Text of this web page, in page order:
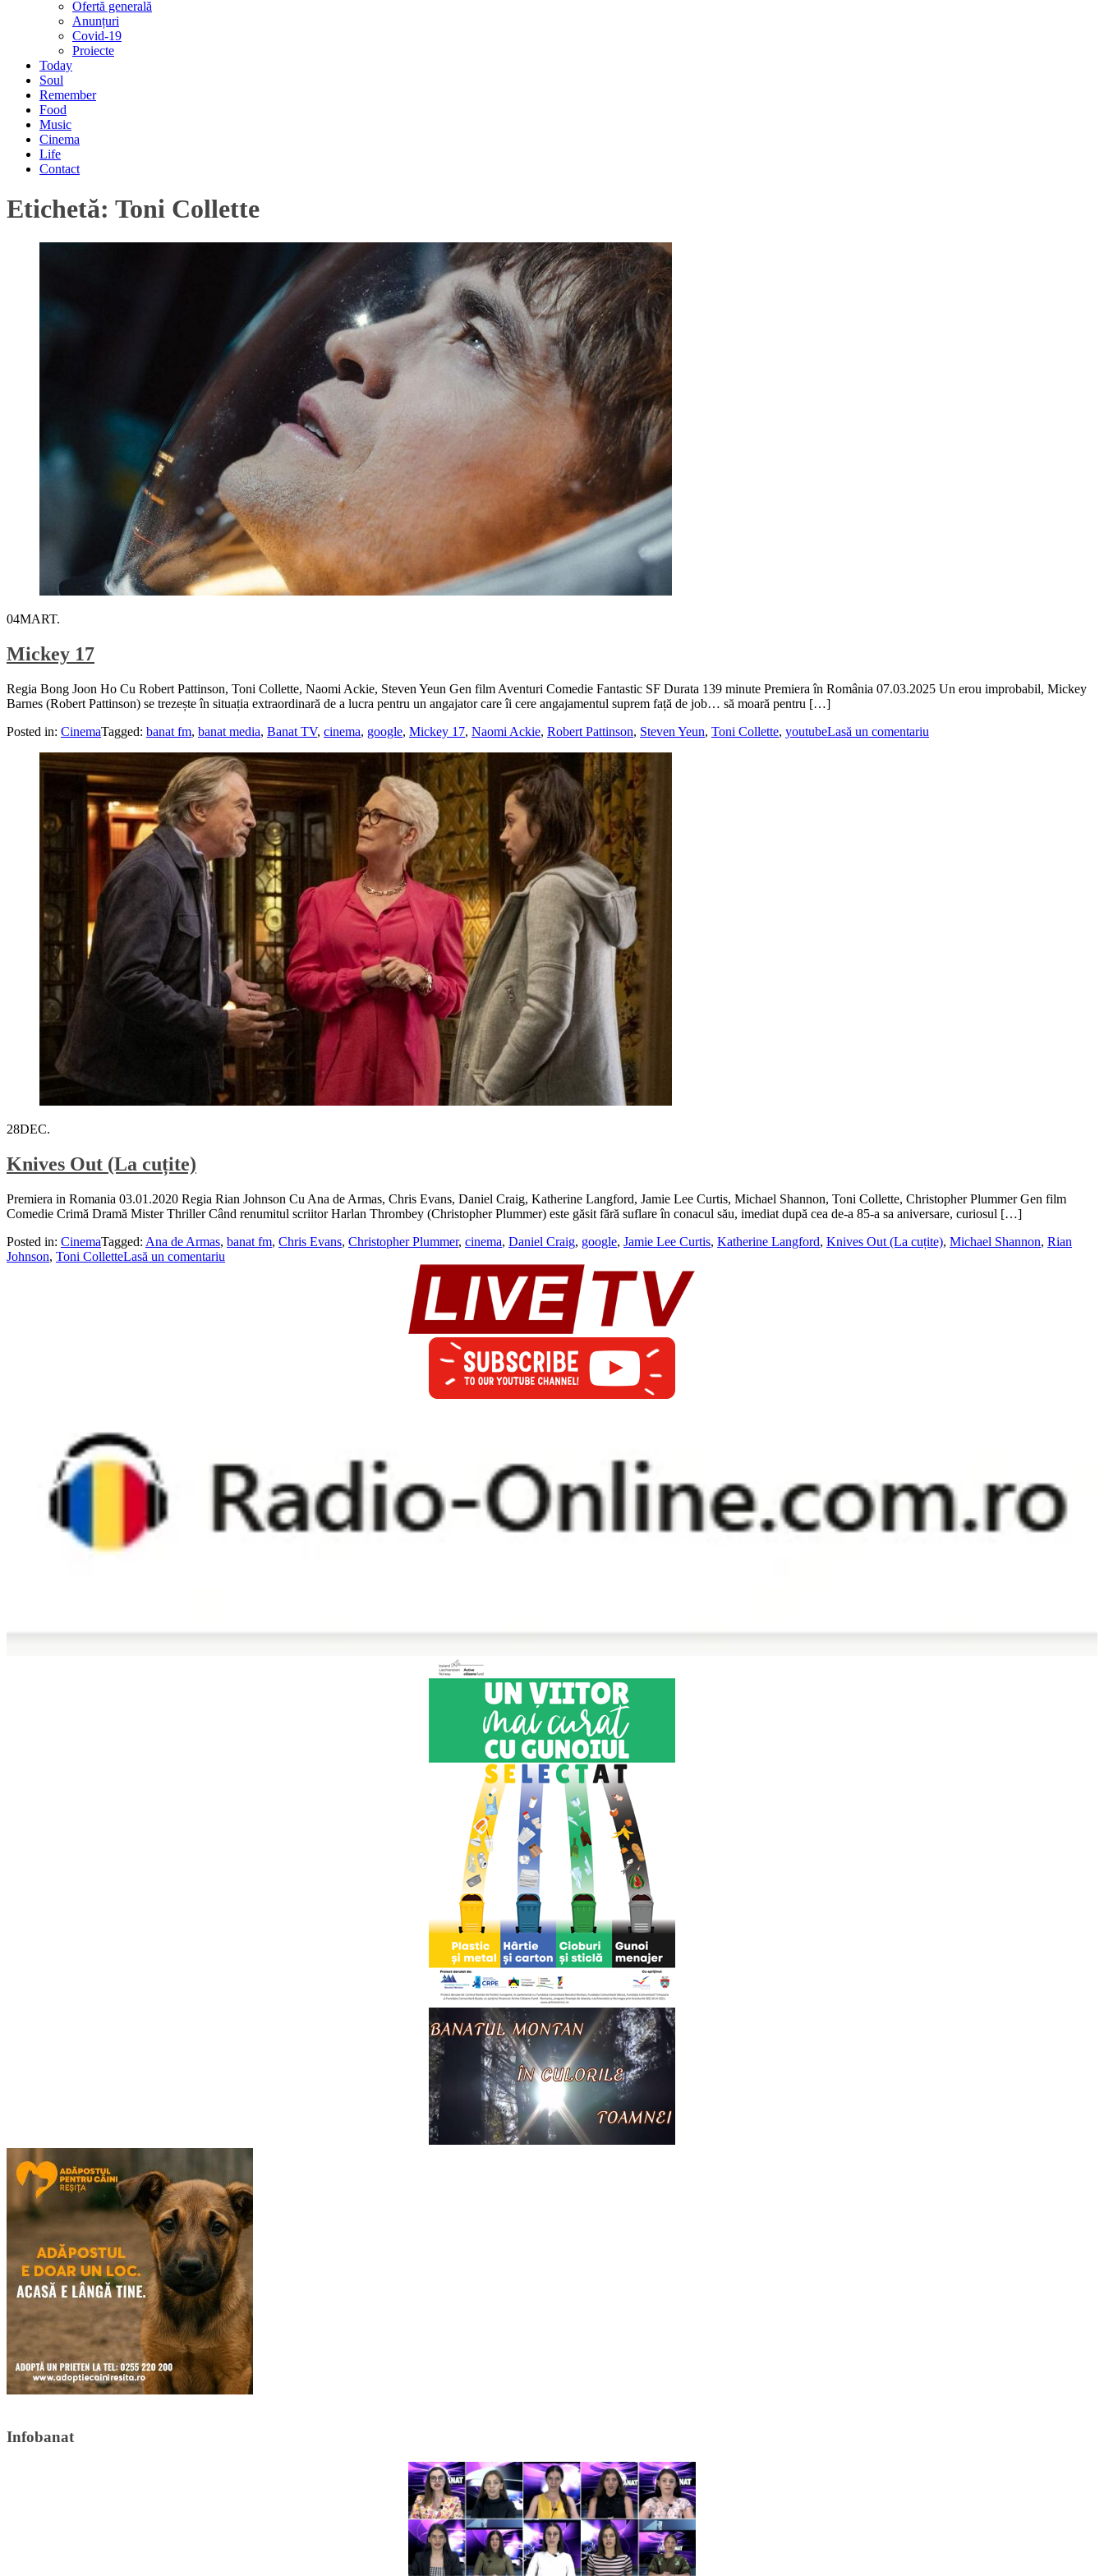
Ofertă generală
Anunțuri
Covid-19
Proiecte
Today
Soul
Remember
Food
Music
Cinema
Life
Contact
Etichetă: Toni Collette
04MART.
Mickey 17
Regia Bong Joon Ho Cu Robert Pattinson, Toni Collette, Naomi Ackie, Steven Yeun Gen film Aventuri Comedie Fantastic SF Durata 139 minute Premiera în România 07.03.2025 Un erou improbabil, Mickey
Barnes (Robert Pattinson) se trezește în situația extraordinară de a lucra pentru un angajator care îi cere angajamentul suprem față de job… să moară pentru […]
Posted in: CinemaTagged: banat fm, banat media, Banat TV, cinema, google, Mickey 17, Naomi Ackie, Robert Pattinson, Steven Yeun, Toni Collette, youtubeLasă un comentariu
28DEC.
Knives Out (La cuțite)
Premiera in Romania 03.01.2020 Regia Rian Johnson Cu Ana de Armas, Chris Evans, Daniel Craig, Katherine Langford, Jamie Lee Curtis, Michael Shannon, Toni Collette, Christopher Plummer Gen film
Comedie Crimă Dramă Mister Thriller Când renumitul scriitor Harlan Thrombey (Christopher Plummer) este găsit fără suflare în conacul său, imediat după cea de-a 85-a sa aniversare, curiosul […]
Posted in: CinemaTagged: Ana de Armas, banat fm, Chris Evans, Christopher Plummer, cinema, Daniel Craig, google, Jamie Lee Curtis, Katherine Langford, Knives Out (La cuțite), Michael Shannon, Rian
Johnson, Toni ColletteLasă un comentariu
Infobanat